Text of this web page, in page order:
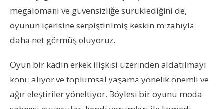
megalomani ve güvensizliğe sürüklediğini de,
oyunun içerisine serpiştirilmiş keskin mizahıyla
daha net görmüş oluyoruz.
Oyun bir kadın erkek ilişkisi üzerinden aldatılmayı
konu alıyor ve toplumsal yaşama yönelik önemli ve
ağır eleştiriler yöneltiyor. Böylesi bir oyunu moda